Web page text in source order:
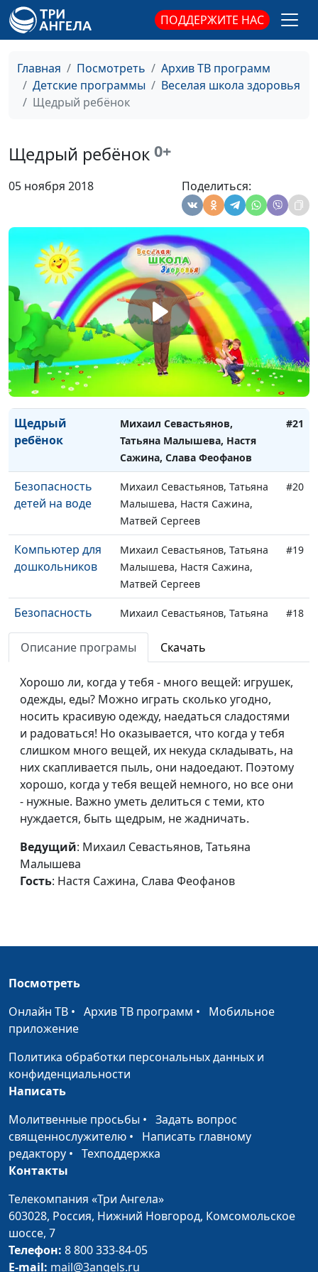
ПОДДЕРЖИТЕ НАС
Главная Посмотреть
Архив ТВ программ
Детские программы
Веселая школа здоровья
Щедрый ребёнок
Щедрый ребёнок 0+
05 ноября 2018 Поделиться:
Соня Чуринова
Береги нос
Михаил Севастьянов, Татьяна
Малышева, Арина Варенова,
Настя Жукова
#27
Гендерное
Михаил Севастьянов, Татьяна
Здоровые зубки
Малышева, Елисей Костерин,
Нина Харламова
послушать
ребёнку?
Михаил Севастьянов, Татьяна
Малышева, Настя Сажина,
Слава Феофанов
Зачем нужны
глаза?
Михаил Севастьянов, Татьяна
Малышева, Настя Сажина,
Слава Феофанов
Послушный
ребёнок
Михаил Севастьянов, Татьяна
Малышева, Настя Сажина,
Слава Феофанов
#22
Щедрый
ребёнок
Михаил Севастьянов,
Татьяна Малышева, Настя
Сажина, Слава Феофанов
#21
Безопасность
детей на воде
Михаил Севастьянов, Татьяна
Малышева, Настя Сажина,
Матвей Сергеев
#20
Компьютер для
дошкольников
Михаил Севастьянов, Татьяна
Малышева, Настя Сажина,
Матвей Сергеев
#19
Безопасность
зимой для детей
(зима)
Михаил Севастьянов, Татьяна
Малышева, Настя Сажина,
Виталик Тимонин
#18
Экология для
дошкольников
Михаил Севастьянов, Татьяна
Малышева, Настя Сажина,
Виталик Тимонин
Маленькие
помощники
Михаил Севастьянов, Татьяна
Малышева, Настя Сажина,
Матвей Сергеев
Про одежду для
детей
Михаил Севастьянов, Татьяна
Малышева, Настя Сажина,
Как научить
ребёнка
Малышева, Аня Агеева,
и папу
Малышева, Аня Агеева,
Дети и природа
Малышева, Аня Агеева,
Детям про Бога
Михаил Севастьянов, Надежда
Малышева, Аня Агеева,
Веселье для
детей
Михаил Севастьянов, Надежда
Малышева, Аня Агеева,
Мирослав Синицын
дошкольников
Малышева, Аня Агеева,
Мирослав Синицын
Про зарядку для
детей
Михаил Севастьянов, Татьяна
Описание програмы Скачать
Хорошо ли, когда у тебя - много вещей: игрушек,
одежды, еды? Можно играть сколько угодно,
носить красивую одежду, наедаться сладостями
и радоваться! Но оказывается, что когда у тебя
слишком много вещей, их некуда складывать, на
них скапливается пыль, они надоедают. Поэтому
хорошо, когда у тебя вещей немного, но все они
- нужные. Важно уметь делиться с теми, кто
нуждается, быть щедрым, не жадничать.
Ведущий: Михаил Севастьянов, Татьяна
Малышева
Гость: Настя Сажина, Слава Феофанов
Посмотреть
Онлайн ТВ • Архив ТВ программ • Мобильное
приложение
Политика обработки персональных данных и
конфиденциальности
Написать
Молитвенные просьбы • Задать вопрос
священнослужителю • Написать главному
редактору • Техподдержка
Контакты
Телекомпания «Три Ангела»
603028, Россия, Нижний Новгород, Комсомольское
шоссе, 7
Телефон: 8 800 333-84-05
E-mail: mail@3angels.ru